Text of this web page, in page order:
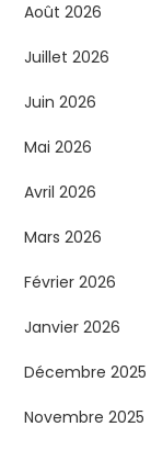
Août 2026
Juillet 2026
Juin 2026
Mai 2026
Avril 2026
Mars 2026
Février 2026
Janvier 2026
Décembre 2025
Novembre 2025